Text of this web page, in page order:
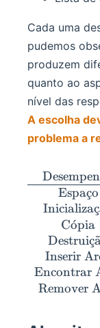
Cada uma
pudemos
produzem
quanto ao
nível das
A escolha
problema a
Espac
¸o
Inicializac
¸
Co
ˊpia
Destruic
¸
Inserir
Encontrar
Remover